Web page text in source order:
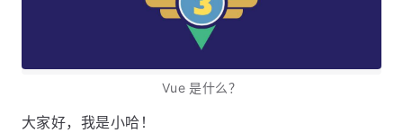
Vue 是什么？
大家好，我是小哈！